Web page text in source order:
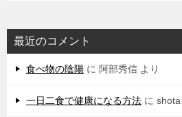
最近のコメント
食べ物の陰陽 に 阿部秀信 より
一日二食で健康になる方法 に shota